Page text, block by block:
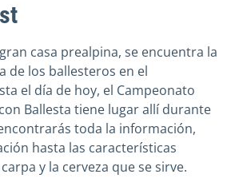
casa prealpina, se encuentra la
de los ballesteros en el
el día de hoy, el Campeonato
Ballesta tiene lugar allí durante
toda la información,
hasta las características
y la cerveza que se sirve.